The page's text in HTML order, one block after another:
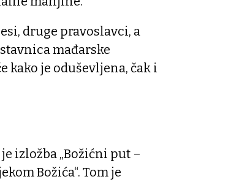
druge pravoslavci, a
mađarske
kako je oduševljena, čak i
izložba „Božićni put –
Božića“. Tom je